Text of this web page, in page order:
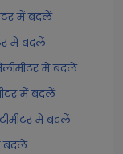
में बदलें
में बदलें
में बदलें
में बदलें
में बदलें
बदलें